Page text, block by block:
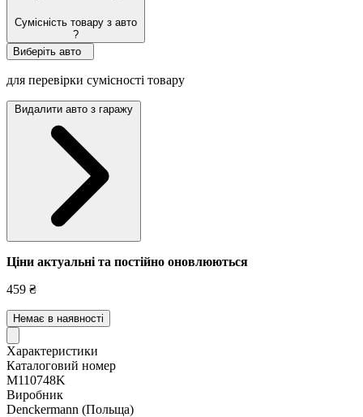
Сумісність товару з авто
?
Виберіть авто
для перевірки сумісності товару
Видалити авто з гаражу
Ціни актуальні та постійно оновлюються
459 ₴
Немає в наявності
Характеристики
Каталоговий номер
M110748K
Виробник
Denckermann (Польща)